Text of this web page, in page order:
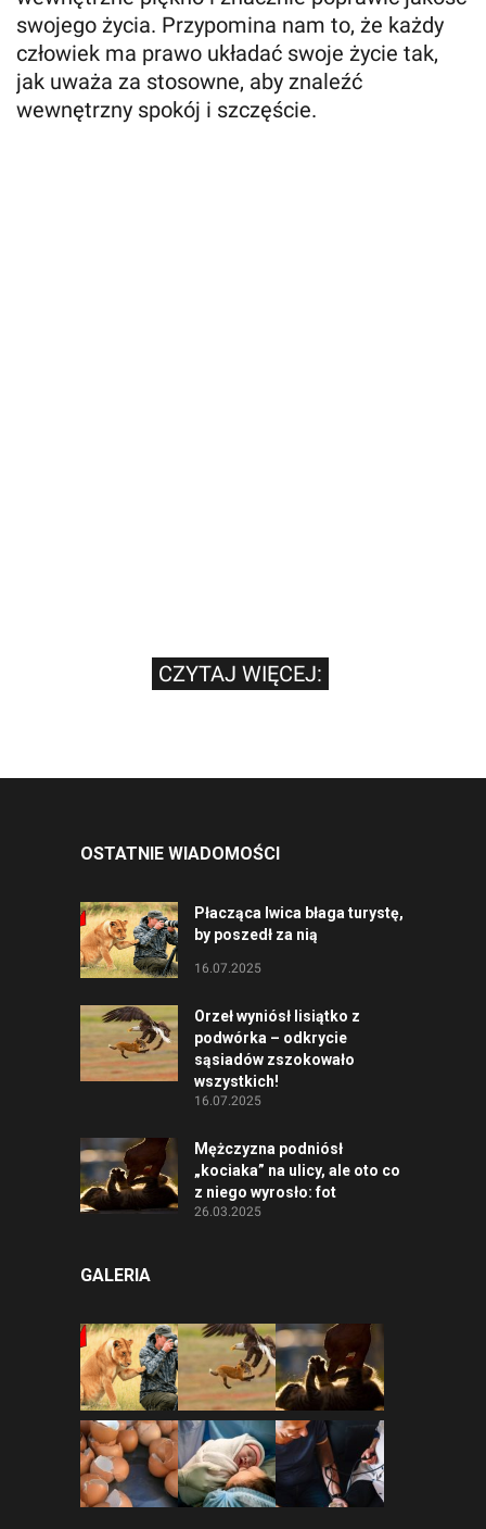
swojego życia. Przypomina nam to, że każdy
człowiek ma prawo układać swoje życie tak,
jak uważa za stosowne, aby znaleźć
wewnętrzny spokój i szczęście.
CZYTAJ WIĘCEJ:
OSTATNIE WIADOMOŚCI
Płacząca lwica błaga turystę,
by poszedł za nią
16.07.2025
Orzeł wyniósł lisiątko z
podwórka – odkrycie
sąsiadów zszokowało
wszystkich!
16.07.2025
Mężczyzna podniósł
„kociaka” na ulicy, ale oto co
z niego wyrosło: fot
26.03.2025
GALERIA